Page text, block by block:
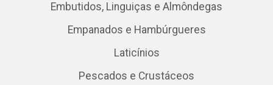
Embutidos, Linguiças e Almôndegas
Empanados e Hambúrgueres
Laticínios
Pescados e Crustáceos